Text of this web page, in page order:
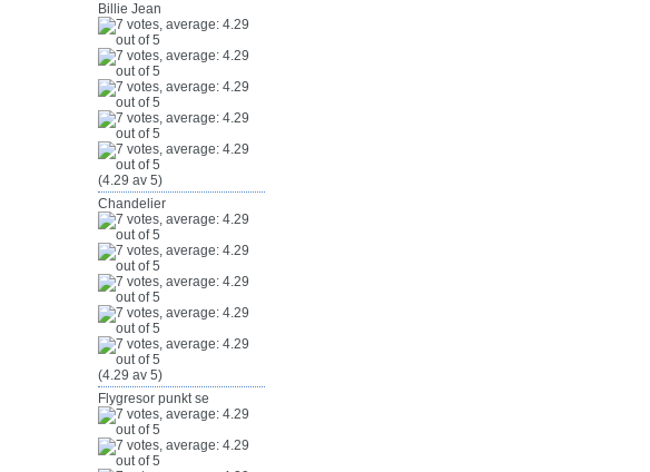
Billie Jean
(4.29 av 5)
Chandelier
(4.29 av 5)
Flygresor punkt se